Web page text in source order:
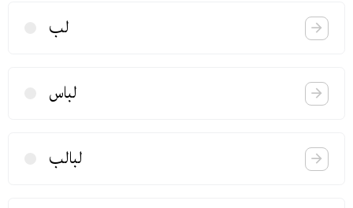
لب
لباس
لبالب